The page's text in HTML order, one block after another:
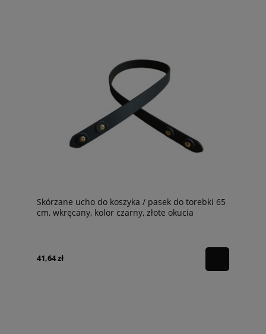
Skórzane ucho do koszyka / pasek do torebki 65
cm, wkręcany, kolor czarny, złote okucia
41,64 zł